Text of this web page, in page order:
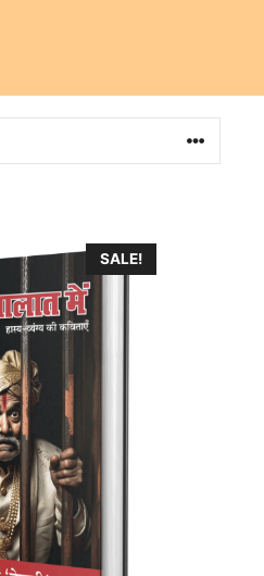
SALE!